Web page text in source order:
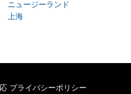
ニュージーランド
上海
プライバシーポリシー